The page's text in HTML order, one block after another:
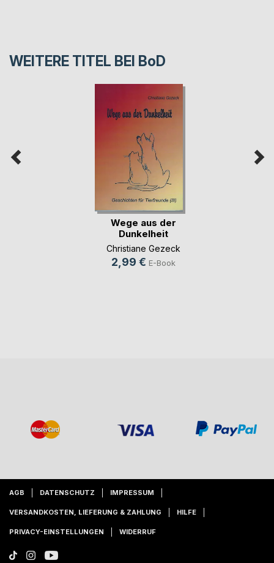
WEITERE TITEL BEI BoD
Wege aus der
Dunkelheit
Christiane Gezeck
2,99 € E-Book
AGB DATENSCHUTZ IMPRESSUM
VERSANDKOSTEN, LIEFERUNG & ZAHLUNG HILFE
PRIVACY-EINSTELLUNGEN WIDERRUF